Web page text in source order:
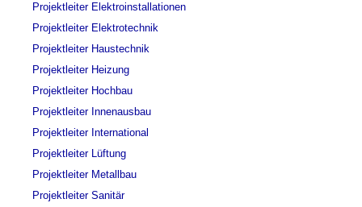
Projektleiter Elektroinstallationen
Projektleiter Elektrotechnik
Projektleiter Haustechnik
Projektleiter Heizung
Projektleiter Hochbau
Projektleiter Innenausbau
Projektleiter International
Projektleiter Lüftung
Projektleiter Metallbau
Projektleiter Sanitär